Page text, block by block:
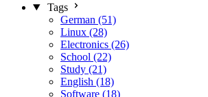
Tags
German (51)
Linux (28)
Electronics (26)
School (22)
Study (21)
English (18)
Software (18)